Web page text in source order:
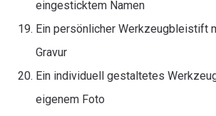
eingesticktem Namen
Ein persönlicher Werkzeugbleistift
Gravur
Ein individuell gestaltetes
eigenem Foto